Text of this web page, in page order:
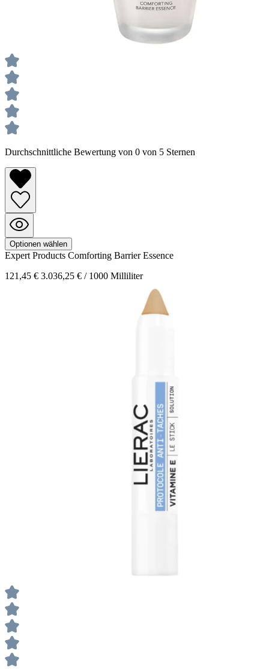
Durchschnittliche Bewertung von 0 von 5 Sternen
Optionen wählen
Expert Products Comforting Barrier Essence
121,45 € 3.036,25 € / 1000 Milliliter